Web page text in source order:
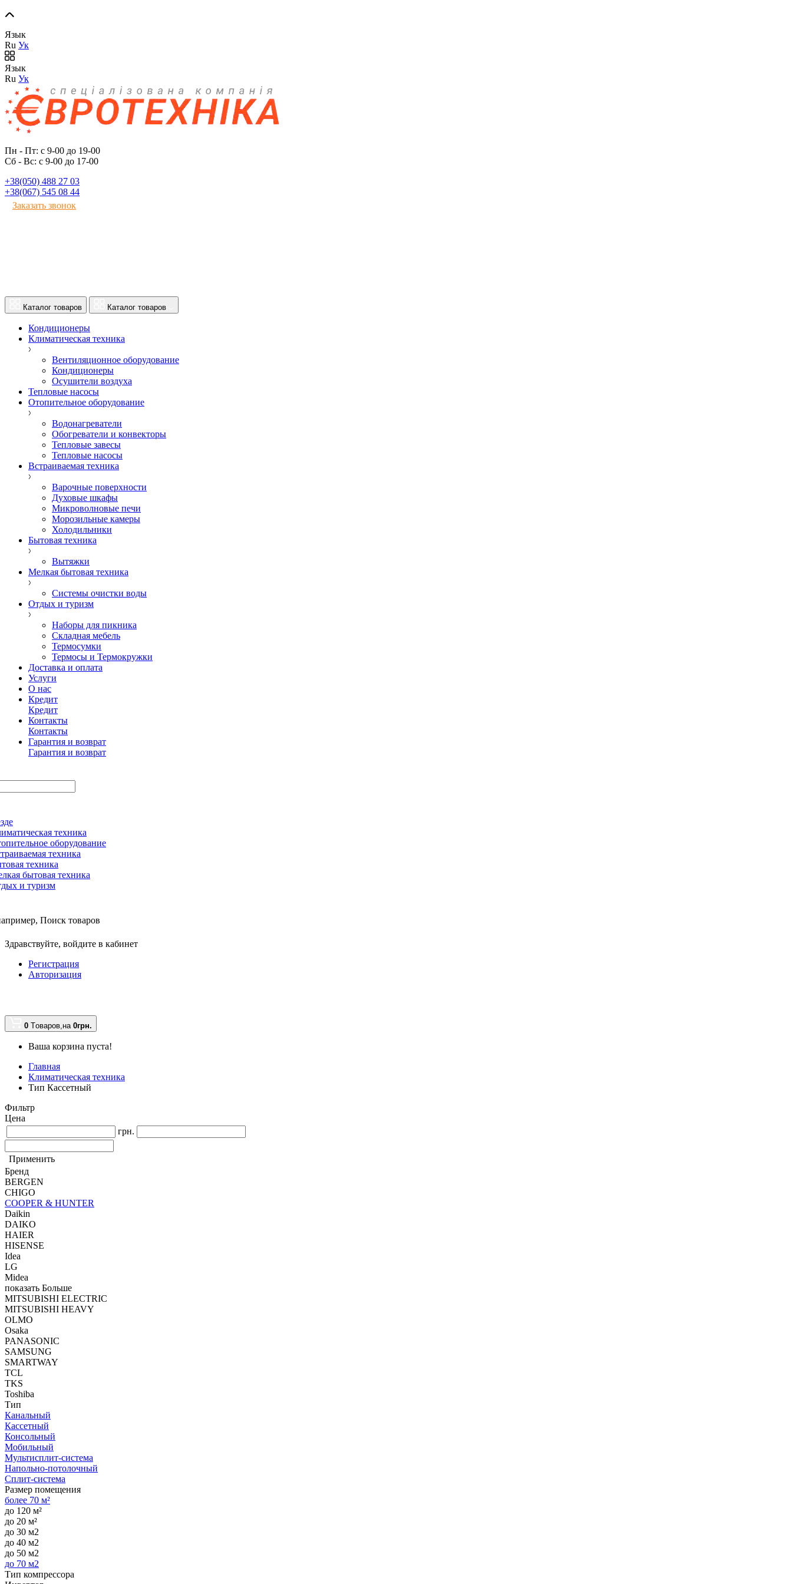
Язык
Ru Ук
Язык
Ru Ук
Пн - Пт: с 9-00 до 19-00
Сб - Вс: с 9-00 до 17-00
+38(050) 488 27 03
+38(067) 545 08 44
Заказать звонок
Каталог товаров Каталог товаров
Кондиционеры
Климатическая техника
Вентиляционное оборудование
Кондиционеры
Осушители воздуха
Тепловые насосы
Отопительное оборудование
Водонагреватели
Обогреватели и конвекторы
Тепловые завесы
Тепловые насосы
Встраиваемая техника
Варочные поверхности
Духовые шкафы
Микроволновые печи
Морозильные камеры
Холодильники
Бытовая техника
Вытяжки
Мелкая бытовая техника
Системы очистки воды
Отдых и туризм
Наборы для пикника
Складная мебель
Термосумки
Термосы и Термокружки
Доставка и оплата
Услуги
О нас
Кредит
Кредит
Контакты
Контакты
Гарантия и возврат
Гарантия и возврат
техника
оборудование
техника
техника
бытовая техника
и туризм
Поиск товаров
Здравствуйте, войдите в кабинет
Регистрация
Авторизация
0 Tоваров,на 0грн.
Ваша корзина пуста!
Главная
Климатическая техника
Тип Кассетный
Фильтр
Цена
грн.
Применить
Бренд
BERGEN
CHIGO
COOPER & HUNTER
Daikin
DAIKO
HAIER
HISENSE
Idea
LG
Midea
показать Больше
MITSUBISHI ELECTRIC
MITSUBISHI HEAVY
OLMO
Osaka
PANASONIC
SAMSUNG
SMARTWAY
TCL
TKS
Toshiba
Тип
Канальный
Кассетный
Консольный
Мобильный
Мультисплит-система
Напольно-потолочный
Сплит-система
Размер помещения
более 70 м²
до 120 м²
до 20 м²
до 30 м2
до 40 м2
до 50 м2
до 70 м2
Тип компрессора